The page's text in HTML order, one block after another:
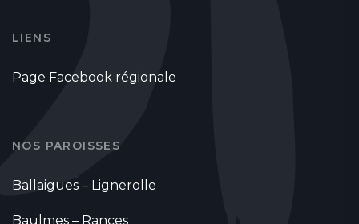
LIENS
Page Facebook régionale
NOS PAROISSES
Ballaigues – Lignerolle
Baulmes – Rances